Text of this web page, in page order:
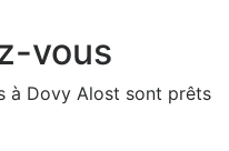
vous
à Dovy Alost sont prêts